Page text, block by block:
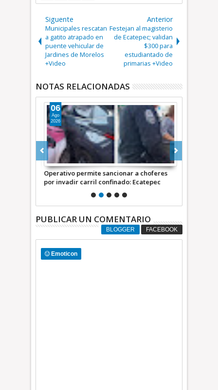
Siguente
Municipales rescatan
a gatito atrapado en
puente vehicular de
Jardines de Morelos
+Video
Anterior
Festejan al magisterio
de Ecatepec; validan
$300 para
estudiantado de
primarias +Video
NOTAS RELACIONADAS
Operativo permite sancionar a choferes
por invadir carril confinado: Ecatepec
+Video | INFORMATIVA
06
Ago
2026
PUBLICAR UN COMENTARIO
BLOGGER FACEBOOK
Emoticon